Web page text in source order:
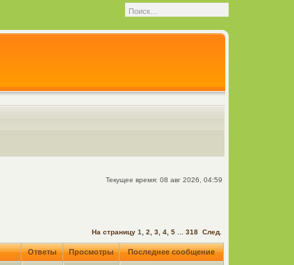
Текущее время: 08 авг 2026, 04:59
На страницу 1 ,2 ,3 ,4 ,5 ...318 След.
Ответы Просмотры Последнее сообщение